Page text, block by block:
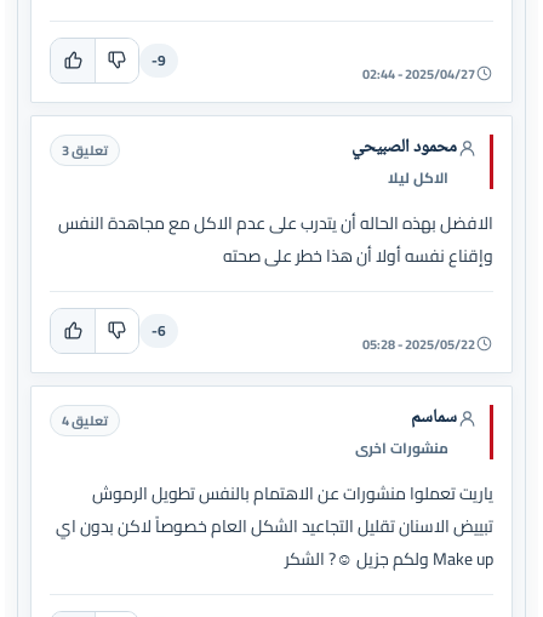
2025/04/27 - 02:44
-9
محمود الصبيحي
الاكل ليلا
تعليق 3
الافضل بهذه الحاله أن يتدرب على عدم الاكل مع مجاهدة النفس
وإقناع نفسه أولا أن هذا خطر على صحته
2025/05/22 - 05:28
-6
سماسم
منشورات اخرى
تعليق 4
ياريت تعملوا منشورات عن الاهتمام بالنفس تطويل الرموش
تبييض الاسنان تقليل التجاعيد الشكل العام خصوصاً لاكن بدون اي
Make up ولكم جزيل ☺️? الشكر